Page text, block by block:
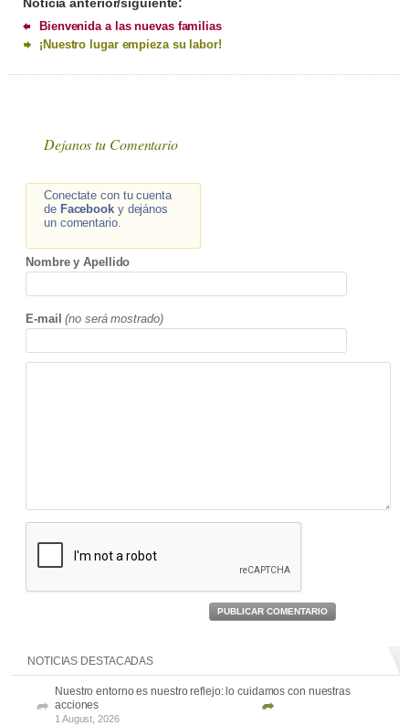
Bienvenida a las nuevas familias
¡Nuestro lugar empieza su labor!
Dejanos tu Comentario
Conectate con tu cuenta
de Facebooky dejános
un comentario.
Nombre y Apellido
E-mail (no será mostrado)
PUBLICAR COMENTARIO
NOTICIAS DESTACADAS
Nuestro entorno es nuestro reflejo: lo cuidamos con nuestras
acciones
1 August, 2026